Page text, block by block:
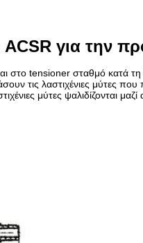
για την
στο tensioner σταθμό κατά
τις λαστιχένιες μύτες
μύτες ψαλιδίζονται μαζί